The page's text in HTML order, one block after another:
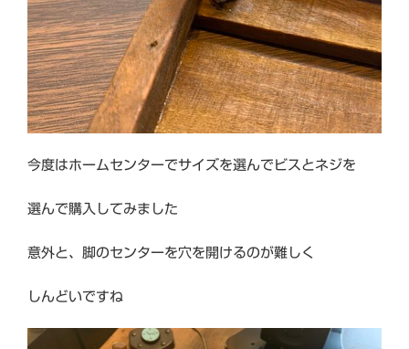
今度はホームセンターでサイズを選んでビスとネジを
選んで購入してみました
意外と、脚のセンターを穴を開けるのが難しく
しんどいですね